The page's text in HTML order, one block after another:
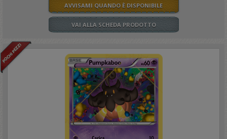
AVVISAMI QUANDO È DISPONIBILE
VAI ALLA SCHEDA PRODOTTO